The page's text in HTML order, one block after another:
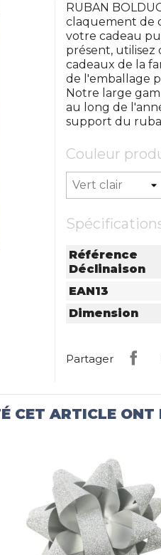
RUBAN
claquement de
votre cadeau
présent, utilisez
cadeaux de la
de l'emballage
Notre large
au long de
support du
Couleur
Référence
Déclinaison
EAN13
Dimension
Partager
CET ARTICLE ONT